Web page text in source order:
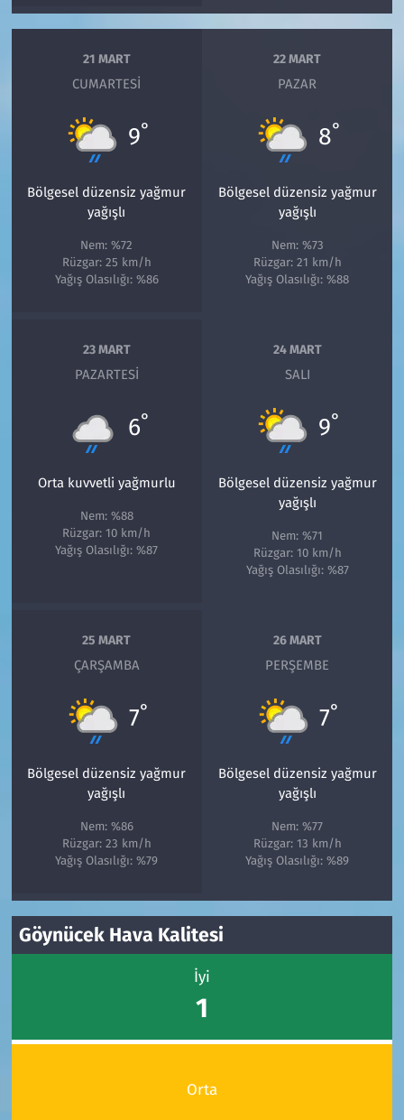
21 MART
CUMARTESI
9°
Bölgesel düzensiz yağmur
yağışlı
Nem: %72
Rüzgar: 25 km/h
Yağış Olasılığı: %86
22 MART
PAZAR
8°
Bölgesel düzensiz yağmur
yağışlı
Nem: %73
Rüzgar: 21 km/h
Yağış Olasılığı: %88
23 MART
PAZARTESI
6°
Orta kuvvetli yağmurlu
Nem: %88
Rüzgar: 10 km/h
Yağış Olasılığı: %87
24 MART
SALI
9°
Bölgesel düzensiz yağmur
yağışlı
Nem: %71
Rüzgar: 10 km/h
Yağış Olasılığı: %87
25 MART
ÇARŞAMBA
7°
Bölgesel düzensiz yağmur
yağışlı
Nem: %86
Rüzgar: 23 km/h
Yağış Olasılığı: %79
26 MART
PERŞEMBE
7°
Bölgesel düzensiz yağmur
yağışlı
Nem: %77
Rüzgar: 13 km/h
Yağış Olasılığı: %89
Göynücek Hava Kalitesi
İyi
1
Orta